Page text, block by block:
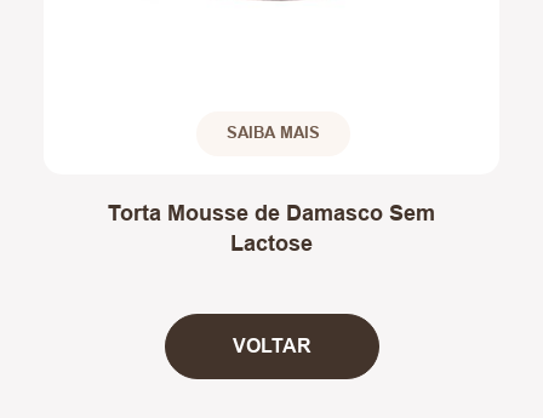
SAIBA MAIS
Torta Mousse de Damasco Sem
Lactose
VOLTAR